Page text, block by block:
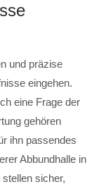
und präzise
eingehen.
eine Frage der
gehören
ihn passendes
Abbundhalle in
sicher,